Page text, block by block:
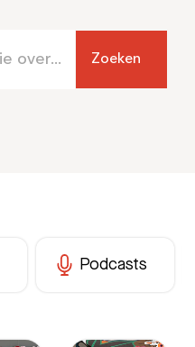
Zoeken
Podcasts